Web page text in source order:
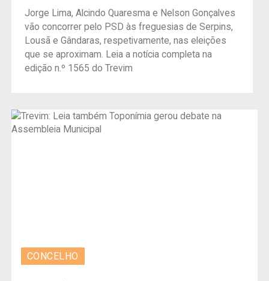
Jorge Lima, Alcindo Quaresma e Nelson Gonçalves
vão concorrer pelo PSD às freguesias de Serpins,
Lousã e Gândaras, respetivamente, nas eleições
que se aproximam. Leia a notícia completa na
edição n.º 1565 do Trevim
CONCELHO